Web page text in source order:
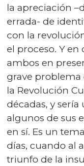
la apreciación
errada- de
con la
el proceso. Y
ambos en
grave problema
la Revolución
décadas, y
algunos de sus
en sí. Es un
días, cuando al
triunfo de la